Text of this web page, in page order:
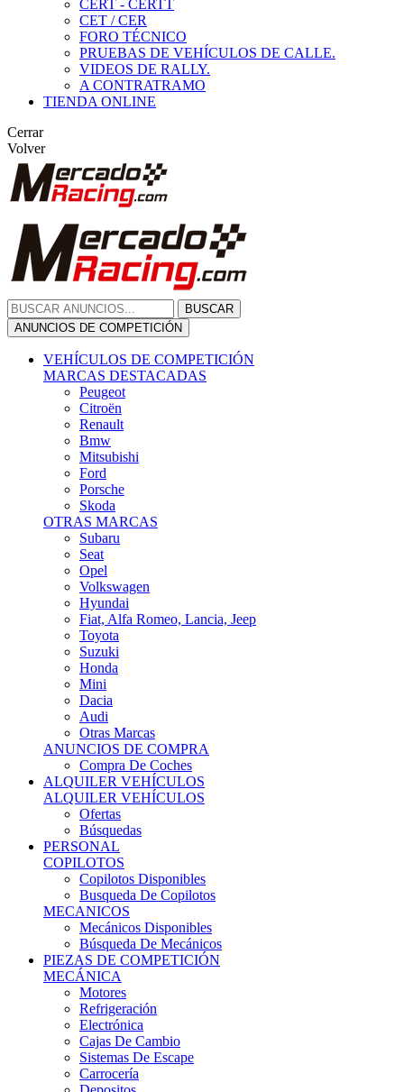
CERT - CERTT
CET / CER
FORO TÉCNICO
PRUEBAS DE VEHÍCULOS DE CALLE.
VIDEOS DE RALLY.
A CONTRATRAMO
TIENDA ONLINE
Cerrar
Volver
BUSCAR
ANUNCIOS DE COMPETICIÓN
VEHÍCULOS DE COMPETICIÓN
MARCAS DESTACADAS
Peugeot
Citroën
Renault
Bmw
Mitsubishi
Ford
Porsche
Skoda
OTRAS MARCAS
Subaru
Seat
Opel
Volkswagen
Hyundai
Fiat, Alfa Romeo, Lancia, Jeep
Toyota
Suzuki
Honda
Mini
Dacia
Audi
Otras Marcas
ANUNCIOS DE COMPRA
Compra De Coches
ALQUILER VEHÍCULOS
ALQUILER VEHÍCULOS
Ofertas
Búsquedas
PERSONAL
COPILOTOS
Copilotos Disponibles
Busqueda De Copilotos
MECANICOS
Mecánicos Disponibles
Búsqueda De Mecánicos
PIEZAS DE COMPETICIÓN
MECÁNICA
Motores
Refrigeración
Electrónica
Cajas De Cambio
Sistemas De Escape
Carrocería